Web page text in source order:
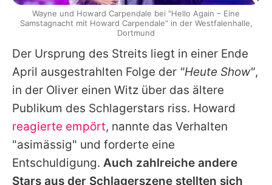
Der Ursprung des Streits liegt in einer Ende
April ausgestrahlten Folge der "Heute Show",
in der Oliver einen Witz über das ältere
Publikum des Schlagerstars riss. Howard
reagierte empört, nannte das Verhalten
"asimässig" und forderte eine
Entschuldigung. Auch zahlreiche andere
Stars aus der Schlagerszene stellten sich
Wayne und Howard Carpendale bei "Hello Again – Eine
Samstagnacht mit Howard Carpendale" in der Westfalenhalle,
Dortmund